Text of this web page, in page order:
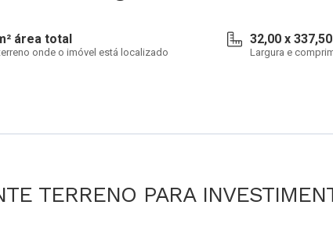
área total
onde o imóvel está localizado
32,00 x
Largura e
TERRENO PARA